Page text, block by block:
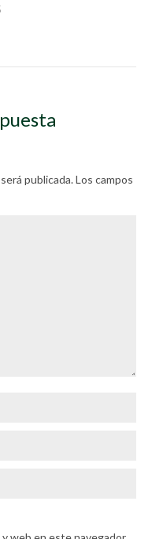
publicada. Los campos